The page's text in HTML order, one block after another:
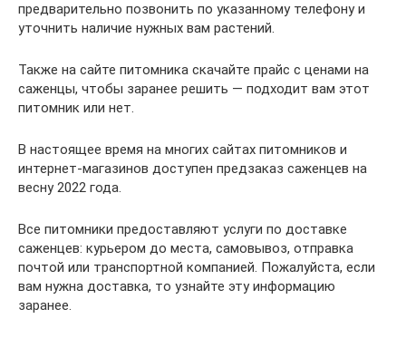
предварительно позвонить по указанному телефону и
уточнить наличие нужных вам растений.
Также на сайте питомника скачайте прайс с ценами на
саженцы, чтобы заранее решить — подходит вам этот
питомник или нет.
В настоящее время на многих сайтах питомников и
интернет-магазинов доступен предзаказ саженцев на
весну 2022 года.
Все питомники предоставляют услуги по доставке
саженцев: курьером до места, самовывоз, отправка
почтой или транспортной компанией. Пожалуйста, если
вам нужна доставка, то узнайте эту информацию
заранее.